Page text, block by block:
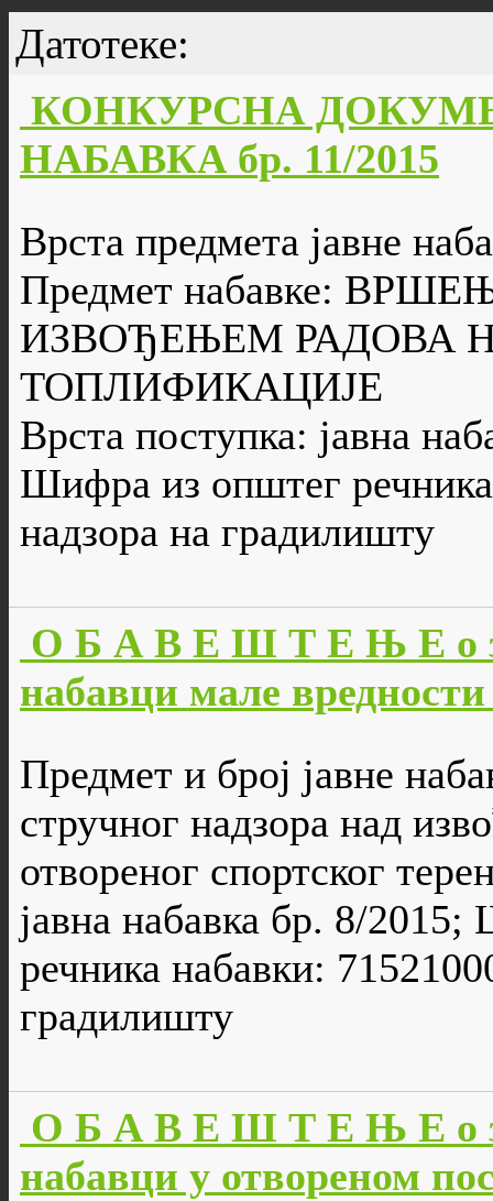
Датотеке:
КОНКУРСНА
НАБАВКА бр. 11/2015
Врста предмета јавне
Предмет набавке:
ИЗВОЂЕЊЕМ РАДОВА
ТОПЛИФИКАЦИЈЕ
Врста поступка: јавна
Шифра из општег
надзора на градилишту
О Б А В Е Ш Т Е Њ Е о
набавци мале
Предмет и број јавне
стручног надзора над
отвореног спортског
јавна набавка бр. 8/
речника набавки:
градилишту
О Б А В Е Ш Т Е Њ Е о
набавци у отвореном